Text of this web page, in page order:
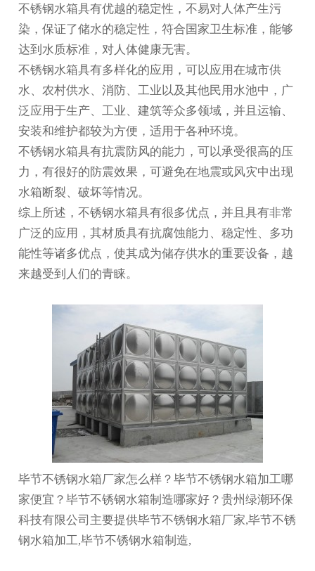
不锈钢水箱具有优越的稳定性，不易对人体产生污
染，保证了储水的稳定性，符合国家卫生标准，能够
达到水质标准，对人体健康无害。
不锈钢水箱具有多样化的应用，可以应用在城市供
水、农村供水、消防、工业以及其他民用水池中，广
泛应用于生产、工业、建筑等众多领域，并且运输、
安装和维护都较为方便，适用于各种环境。
不锈钢水箱具有抗震防风的能力，可以承受很高的压
力，有很好的防震效果，可避免在地震或风灾中出现
水箱断裂、破坏等情况。
综上所述，不锈钢水箱具有很多优点，并且具有非常
广泛的应用，其材质具有抗腐蚀能力、稳定性、多功
能性等诸多优点，使其成为储存供水的重要设备，越
来越受到人们的青睐。
毕节不锈钢水箱厂家怎么样？毕节不锈钢水箱加工哪
家便宜？毕节不锈钢水箱制造哪家好？贵州绿潮环保
科技有限公司主要提供毕节不锈钢水箱厂家,毕节不锈
钢水箱加工,毕节不锈钢水箱制造,